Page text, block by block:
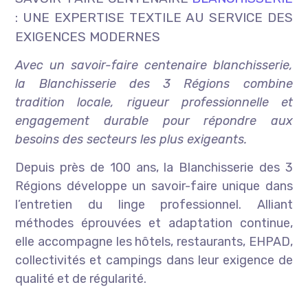
: UNE EXPERTISE TEXTILE AU SERVICE DES
EXIGENCES MODERNES
Avec un savoir-faire centenaire blanchisserie,
la Blanchisserie des 3 Régions combine
tradition locale, rigueur professionnelle et
engagement durable pour répondre aux
besoins des secteurs les plus exigeants.
Depuis près de 100 ans, la Blanchisserie des 3
Régions développe un savoir-faire unique dans
l’entretien du linge professionnel. Alliant
méthodes éprouvées et adaptation continue,
elle accompagne les hôtels, restaurants, EHPAD,
collectivités et campings dans leur exigence de
qualité et de régularité.